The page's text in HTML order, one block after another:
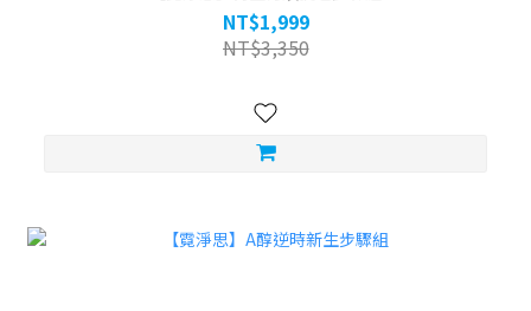
NT$1,999
NT$3,350